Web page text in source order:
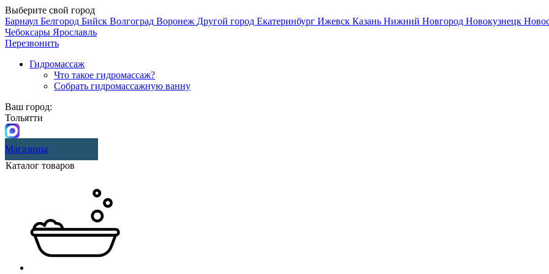
Выберите свой город
Барнаул Белгород Бийск Волгоград Воронеж Другой город Екатеринбург Ижевск Казань Нижний Новгород Новокузнецк
Чебоксары Ярославль
Перезвонить
Гидромассаж
Что такое гидромассаж?
Собрать гидромассажную ванну
Ваш город:
Тольятти
Магазины
Каталог товаров